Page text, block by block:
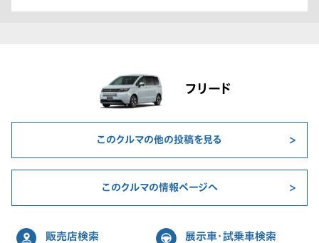
フリード
このクルマの他の投稿を見る
このクルマの情報ページへ
販売店検索 展示車・試乗車検索